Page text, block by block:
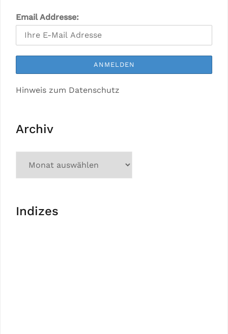
Email Addresse:
Hinweis zum Datenschutz
Archiv
Indizes